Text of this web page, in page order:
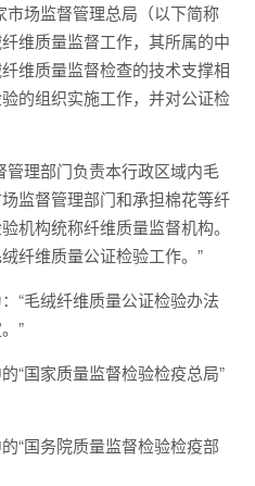
市场监督管理总局（以下简称
维质量监督工作，其所属的中
维质量监督检查的技术支撑相
的组织实施工作，并对公证检
管理部门负责本行政区域内毛
监督管理部门和承担棉花等纤
机构统称纤维质量监督机构。
纤维质量公证检验工作。”
“毛绒纤维质量公证检验办法
”
“国家质量监督检验检疫总局”
“国务院质量监督检验检疫部